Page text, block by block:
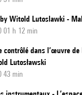
Witold Lutoslawki -
01 h 12 min
contrôlé dans l’œuvre
Lutosławski
43 min